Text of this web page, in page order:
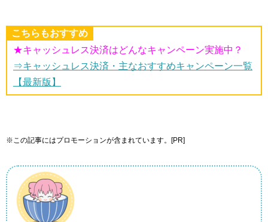
こちらもおすすめ
★キャッシュレス決済はどんなキャンペーン実施中？
⇒キャッシュレス決済・主なおすすめキャンペーン一覧
【最新版】
※この記事にはプロモーションが含まれています。[PR]